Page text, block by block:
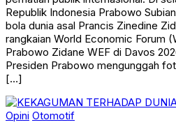
Republik Indonesia Prabowo
bola dunia asal Prancis Zinedine
rangkaian World Economic Forum
Prabowo Zidane WEF di Davos
Presiden Prabowo mengunggah
[…]
Opini Otomotif